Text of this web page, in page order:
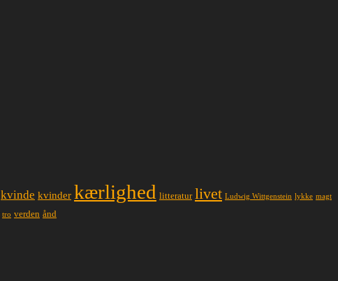
kvinde kvinder kærlighed litteratur livet Ludwig Wittgenstein lykke magt
tro verden ånd